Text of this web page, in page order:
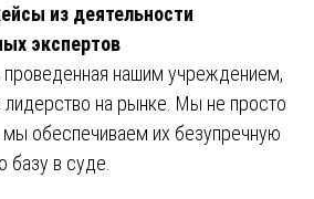
из деятельности
экспертов
проведенная нашим учреждением,
на рынке. Мы не просто
обеспечиваем их безупречную
базу в суде.